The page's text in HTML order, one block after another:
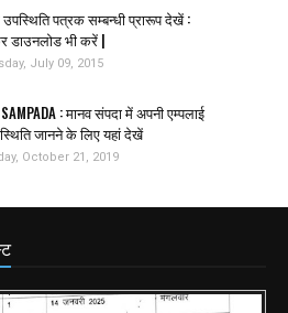
पत्रक सम्बन्धी प्रारूप देखें :
डाउनलोड भी करें |
July 09, 2015
: मानव संपदा में अपनी एम्पलाई
जानने के लिए यहां देखें
October 21, 2019